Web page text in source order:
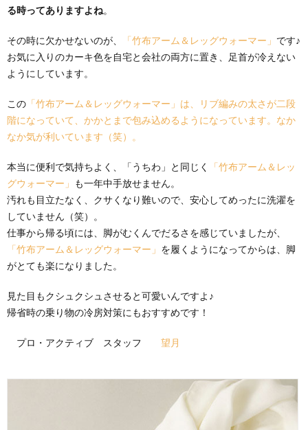
る時ってありますよね。
その時に欠かせないのが、 「竹布アーム＆レッグウォーマー」 です♪
お気に入りのカーキ色を自宅と会社の両方に置き、足首が冷えない
ようにしています。
この 「竹布アーム＆レッグウォーマー」は、リブ編みの太さが二段
階になっていて、かかとまで包み込めるようになっています。なか
なか気が利いています（笑）。
本当に便利で気持ちよく、「うちわ」と同じく
「竹布アーム＆レッ
グウォーマー」 も一年中手放せません。
汚れも目立たなく、クサくなり難いので、安心してめったに洗濯を
していません（笑）。
仕事から帰る頃には、脚がむくんでだるさを感じていましたが、
「竹布アーム＆レッグウォーマー」 を履くようになってからは、脚
がとても楽になりました。
見た目もクシュクシュさせると可愛いんですよ♪
帰省時の乗り物の冷房対策にもおすすめです！
プロ・アクティブ スタッフ 望月